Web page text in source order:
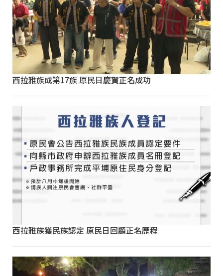
西拉雅族成第17族 原民日慶賀正名成功
西拉雅族獲民族認定 原民日回顧正名歷程